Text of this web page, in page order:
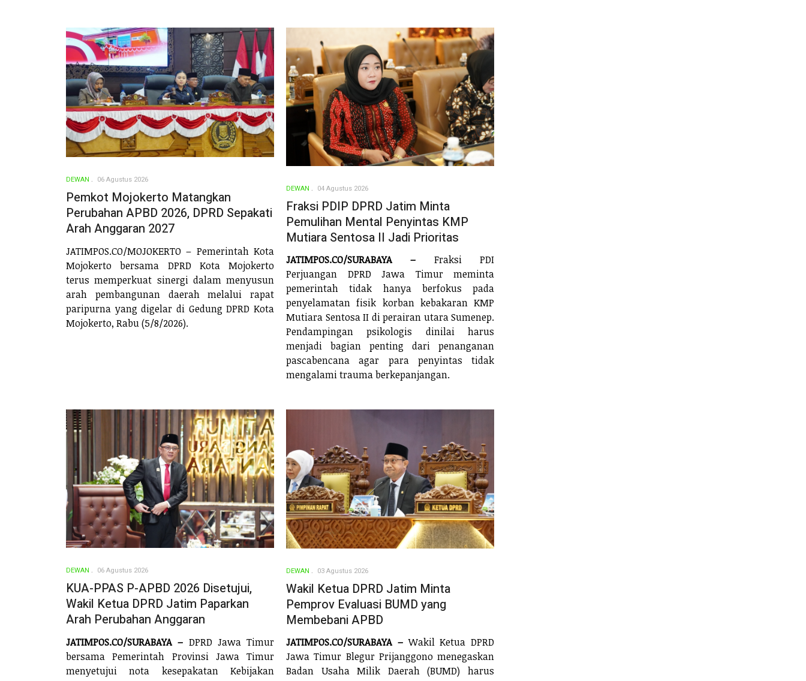
DEWAN 06 Agustus 2026
Pemkot Mojokerto Matangkan
Perubahan APBD 2026, DPRD Sepakati
Arah Anggaran 2027
JATIMPOS.CO/MOJOKERTO – Pemerintah Kota
Mojokerto bersama DPRD Kota Mojokerto
terus memperkuat sinergi dalam menyusun
arah pembangunan daerah melalui rapat
paripurna yang digelar di Gedung DPRD Kota
Mojokerto, Rabu (5/8/2026).
DEWAN 04 Agustus 2026
Fraksi PDIP DPRD Jatim Minta
Pemulihan Mental Penyintas KMP
Mutiara Sentosa II Jadi Prioritas
JATIMPOS.CO/SURABAYA – Fraksi PDI
Perjuangan DPRD Jawa Timur meminta
pemerintah tidak hanya berfokus pada
penyelamatan fisik korban kebakaran KMP
Mutiara Sentosa II di perairan utara Sumenep.
Pendampingan psikologis dinilai harus
menjadi bagian penting dari penanganan
pascabencana agar para penyintas tidak
mengalami trauma berkepanjangan.
DEWAN 06 Agustus 2026
KUA-PPAS P-APBD 2026 Disetujui,
Wakil Ketua DPRD Jatim Paparkan
Arah Perubahan Anggaran
JATIMPOS.CO/SURABAYA – DPRD Jawa Timur
bersama Pemerintah Provinsi Jawa Timur
menyetujui nota kesepakatan Kebijakan
DEWAN 03 Agustus 2026
Wakil Ketua DPRD Jatim Minta
Pemprov Evaluasi BUMD yang
Membebani APBD
JATIMPOS.CO/SURABAYA –Wakil Ketua DPRD
Jawa Timur Blegur Prijanggono menegaskan
Badan Usaha Milik Daerah (BUMD) harus